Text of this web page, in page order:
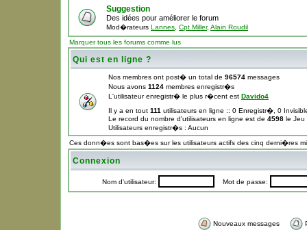
Suggestion
Des idées pour améliorer le forum
Mod�rateurs Lannes Cpt Miller, Alain Roudil
Marquer tous les forums comme lus
Qui est en ligne ?
Nos membres ont post� un total de 96574 messages
Nous avons 1124 membres enregistr�s
L'utilisateur enregistr� le plus r�cent est Davido4
Il y a en tout 111 utilisateurs en ligne :: 0 Enregistr�, 0
Le record du nombre d'utilisateurs en ligne est de 4598 le Jeu
Utilisateurs enregistr�s : Aucun
Ces donn�es sont bas�es sur les utilisateurs actifs des cinq derni�res
Connexion
Nom d'utilisateur: Mot de passe:
Nouveaux messages